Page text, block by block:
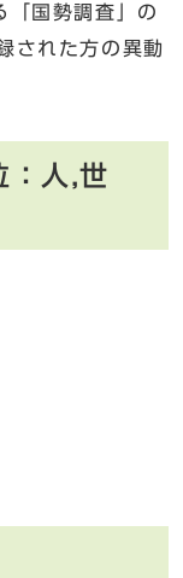
「国勢調査」の
された方の異動
：人,世